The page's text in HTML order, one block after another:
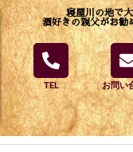
寝屋川の地で
酒好きの親父がお勧
TEL お問い